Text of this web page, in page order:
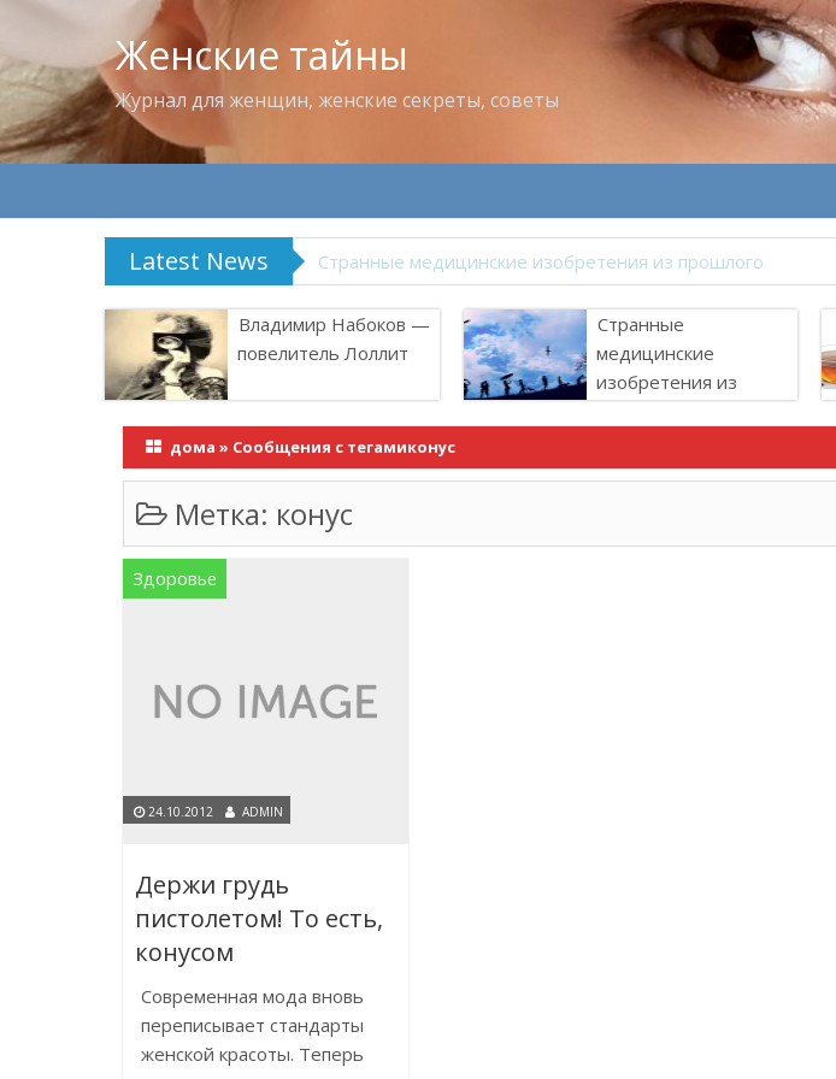
Женские тайны
Журнал для женщин, женские секреты, советы
Latest News Что пить в жару
Владимир Набоков —
повелитель Лоллит
Странные
медицинские
изобретения из
дома » Сообщения с тегамиконус
Метка: конус
Здоровье
24.10.2012 ADMIN
Держи грудь
пистолетом! То есть,
конусом
Современная мода вновь
переписывает стандарты
женской красоты. Теперь